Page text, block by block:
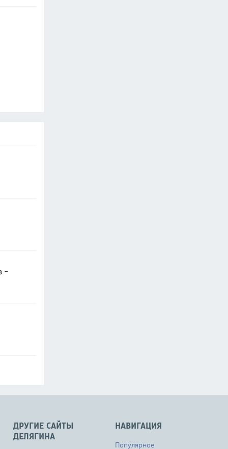
-
НАВИГАЦИЯ
Популярное
ДРУГИЕ САЙТЫ
ДЕЛЯГИНА